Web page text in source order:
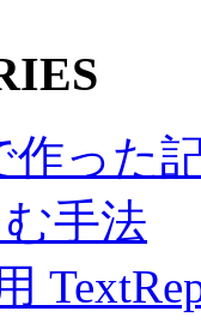
作った
手法